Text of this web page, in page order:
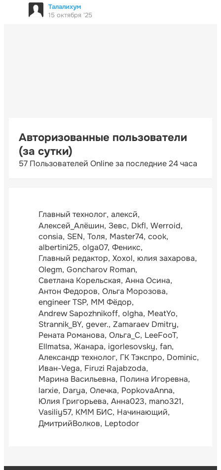
Талалихум
15 октября '25
Авторизованные пользователи
(за сутки)
57 Пользователей Online за последние 24 часа
Главный технолог алексй
Алексей_Алёшин Зевс Dkfl Werroid
consia SEN Толя Master74 cook
albertini25 olga07 Феникс
Главный редактор Xoxol юлия захарова
Olegm Goncharov Roman
Светлана Корельская Анна Осина
Антон Федоров Ольга Морозова
engineer TSP ММ Фёдор
Andrew Sapozhnikoff olgha MeatYo
Strannik_BY gever. Zamaraev Dmitry
Рената Романова Ольга_С LeeFooT
Ellmatsa Жанара igorlesovsky fan
Александр технолог ГК Тэкспро Dominic
Иван-Vega Firuzi Rajabzoda
Марина Васильевна Полина Игоревна
larxie Darya Олечка PopkovaAnna
Юлия Григорьева Анна023 mano321
Vasiliy57 КММ БИС Начинающий
ДмитрийВолков Leptodor